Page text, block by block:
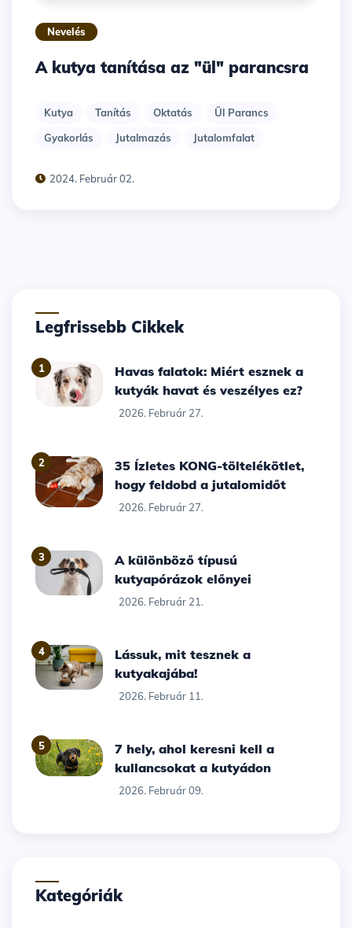
Nevelés
A kutya tanítása az "ül" parancsra
Kutya Tanítás Oktatás
Ül Parancs
Gyakorlás
Jutalmazás Jutalomfalat
2024. Február 02.
Legfrissebb Cikkek
1
Havas falatok: Miért esznek a
kutyák havat és veszélyes ez?
2026. Február 27.
2
35 Ízletes KONG-töltelékötlet,
hogy feldobd a jutalomidőt
2026. Február 27.
3
A különböző típusú
kutyapórázok előnyei
2026. Február 21.
4
Lássuk, mit tesznek a
kutyakajába!
2026. Február 11.
5
7 hely, ahol keresni kell a
kullancsokat a kutyádon
2026. Február 09.
Kategóriák